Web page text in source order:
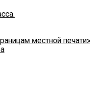
местной печати»